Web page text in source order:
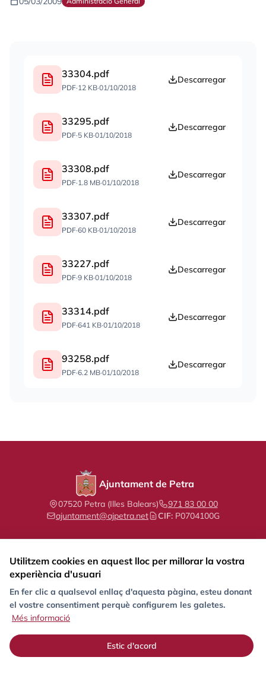
33304.pdf
PDF·12 KB·01/10/2018
Descarregar
33295.pdf
PDF·5 KB·01/10/2018
Descarregar
33308.pdf
PDF·1.8 MB·01/10/2018
Descarregar
33307.pdf
PDF·60 KB·01/10/2018
Descarregar
33227.pdf
PDF·9 KB·01/10/2018
Descarregar
33314.pdf
PDF·641 KB·01/10/2018
Descarregar
93258.pdf
PDF·6.2 MB·01/10/2018
Descarregar
Ajuntament de Petra
07520 Petra (Illes Balears)
971 83 00 00
ajuntament@ajpetra.net
CIF: P0704100G
Segueix-nos a les xarxes socials
Protecció de dades Avís Legal
Política de galetes (Cookies)
Contacte
Utilitzem cookies en aquest lloc per millorar la vostra
experiència d'usuari
En fer clic a qualsevol enllaç d'aquesta pàgina, esteu donant
el vostre consentiment perquè configurem les galetes.
Més informació
Estic d'acord